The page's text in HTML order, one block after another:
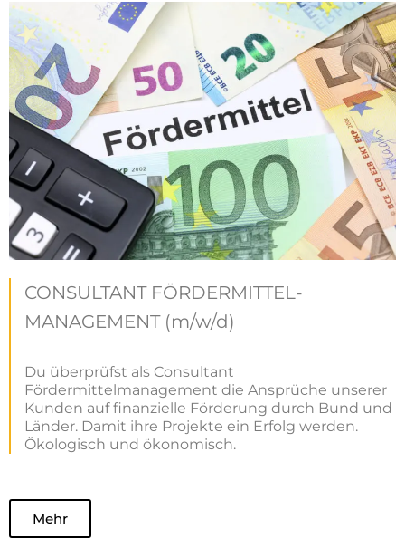
CONSULTANT FÖRDERMITTEL-
MANAGEMENT (m/w/d)
Du überprüfst als Consultant
Fördermittelmanagement die Ansprüche unserer
Kunden auf finanzielle Förderung durch Bund und
Länder. Damit ihre Projekte ein Erfolg werden.
Ökologisch und ökonomisch.
Mehr